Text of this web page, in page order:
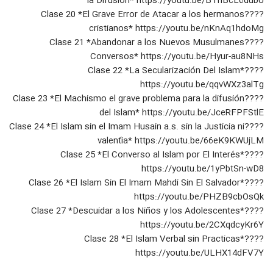
????Clase 20 *El Grave Error de Atacar a los hermanos
cristianos* https://youtu.be/nKnAq1hdoMg
????Clase 21 *Abandonar a los Nuevos Musulmanes
Conversos* https://youtu.be/Hyur-au8NHs
????Clase 22 *La Secularización Del Islam*
https://youtu.be/qqvWXz3alTg
????Clase 23 *El Machismo el grave problema para la difusión
del Islam* https://youtu.be/JceRFPFStlE
????Clase 24 *El Islam sin el Imam Husain a.s. sin la Justicia ni
valentía* https://youtu.be/66eK9KWUjLM
????Clase 25 *El Converso al Islam por El Interés*
https://youtu.be/1yPbtSn-wD8
????Clase 26 *El Islam Sin El Imam Mahdi Sin El Salvador*
https://youtu.be/PHZB9cbOsQk
????Clase 27 *Descuidar a los Niños y los Adolescentes*
https://youtu.be/2CXqdcyKr6Y
????Clase 28 *El Islam Verbal sin Practicas*
https://youtu.be/ULHX14dFV7Y